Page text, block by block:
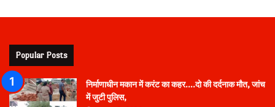
Popular Posts
निर्माणाधीन मकान में करंट का कहर….दो की दर्दनाक मौत, जांच
में जुटी पुलिस,